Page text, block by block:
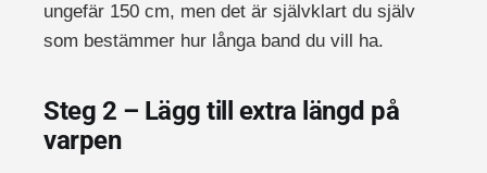
ungefär 150 cm, men det är självklart du själv
som bestämmer hur långa band du vill ha.
Steg 2 – Lägg till extra längd på
varpen